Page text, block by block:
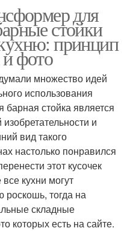
для
стойки
принцип
фото
множество идей
использования
барная стойка является
и
вид такого
настолько понравился
этот кусочек
кухни могут
роскошь, тогда на
складные
которых есть на сайте.